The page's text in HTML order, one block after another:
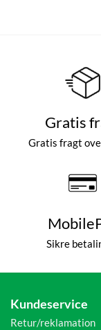
Gratis
Gratis fragt
Sikre
Kundeservice
Retur/reklamation